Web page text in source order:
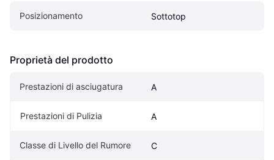
Posizionamento Sottotop
Proprietà del prodotto
Prestazioni di asciugatura A
Prestazioni di Pulizia A
Classe di Livello del Rumore C